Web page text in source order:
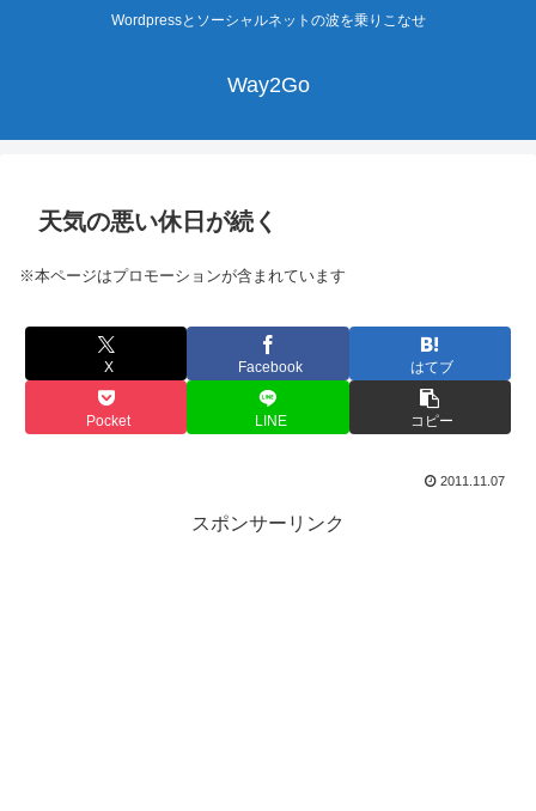
Wordpressとソーシャルネットの波を乗りこなせ
Way2Go
天気の悪い休日が続く
※本ページはプロモーションが含まれています
X Facebook はてブ
Pocket LINE コピー
2011.11.07
スポンサーリンク